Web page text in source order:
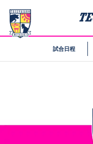
試合日程